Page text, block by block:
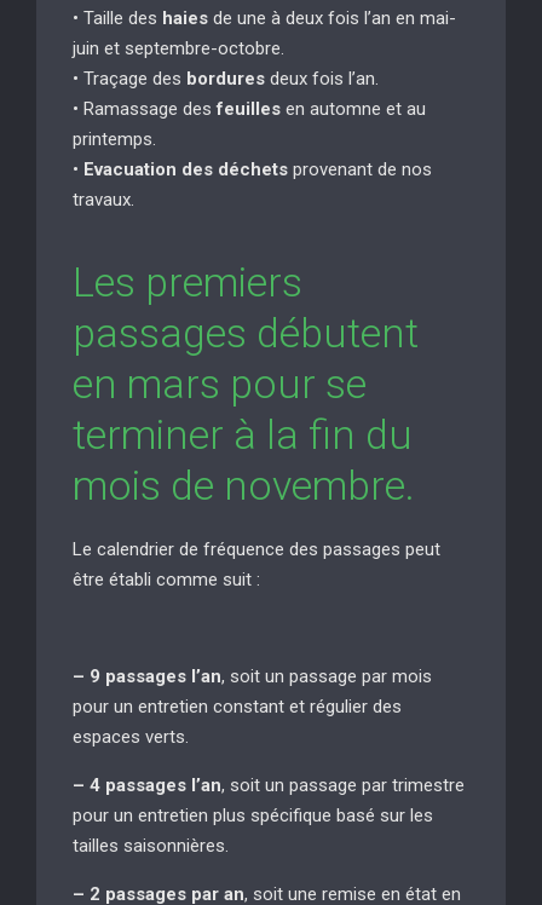
• Taille des haies de une à deux fois l’an en mai-
juin et septembre-octobre.
• Traçage des bordures deux fois l’an.
• Ramassage desfeuilles en automne et au
printemps.
• Evacuation des déchets provenant de nos
travaux.
Les premiers
passages débutent
en mars pour se
terminer à la fin du
mois de novembre.
Le calendrier de fréquence des passages peut
être établi comme suit :
– 9 passages l’an, soit un passage par mois
pour un entretien constant et régulier des
espaces verts.
– 4 passages l’an, soit un passage par trimestre
pour un entretien plus spécifique basé sur les
tailles saisonnières.
– 2 passages par an, soit une remise en état en